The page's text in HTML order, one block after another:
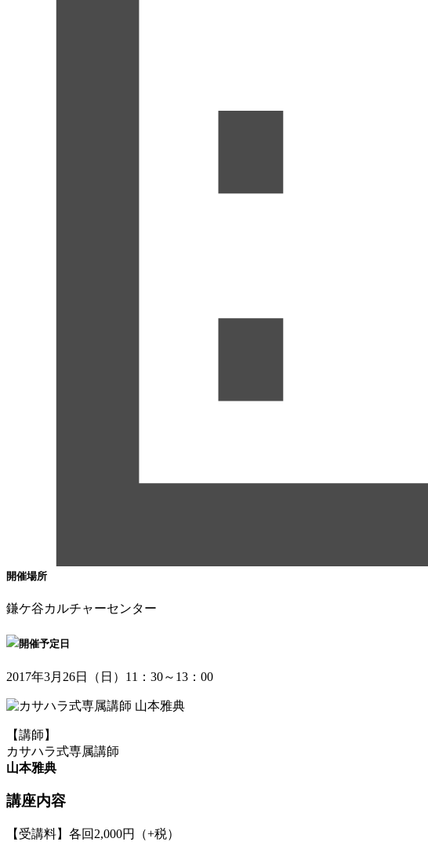
開催場所
鎌ケ谷カルチャーセンター
開催予定日
2017年3月26日（日）11：30～13：00
【講師】
カサハラ式専属講師
山本雅典
講座内容
【受講料】各回2,000円（+税）